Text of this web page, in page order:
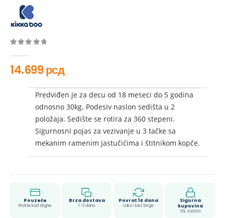
14.699рсд
Predviđen je za decu od 18 meseci do 5 godina
odnosno 30kg. Podesiv naslon sedišta u 2
položaja. Sedište se rotira za 360 stepeni.
Sigurnosni pojas za vezivanje u 3 tačke sa
mekanim ramenim jastučićima i štitnikom kopče.
Pouzeće
Platite kad stigne
Brza dostava
1–3 dana
Povrat 14 dana
Lako i bez brige
Sigurna
kupovina
SSL zaštita